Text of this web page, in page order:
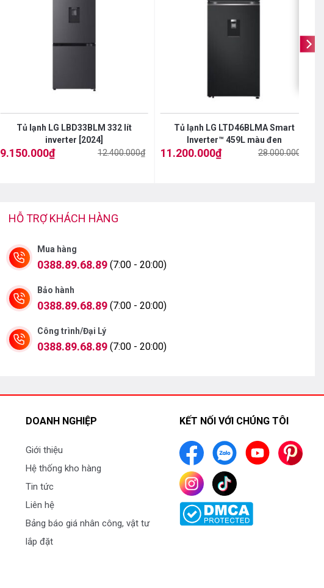
Tủ lạnh LG LBD33BLM 332 lít
inverter [2024]
12.400.000₫
Giá
9.150.000₫
Giá
Tủ lạnh LG LTD46BLMA Smart
Inverter™ 459L màu đen
28.000.000
Giá
11.200.000₫
Giá
HỖ TRỢ KHÁCH HÀNG
Mua hàng
0388.89.68.89 (7:00 - 20:00)
Bảo hành
0388.89.68.89 (7:00 - 20:00)
Công trình/Đại Lý
0388.89.68.89 (7:00 - 20:00)
DOANH NGHIỆP
Giới thiệu
Hệ thống kho hàng
Tin tức
Liên hệ
Bảng báo giá nhân công, vật tư
lắp đặt
KẾT NỐI VỚI CHÚNG TÔI